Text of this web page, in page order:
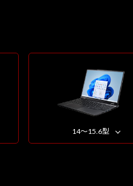
14～15.6型